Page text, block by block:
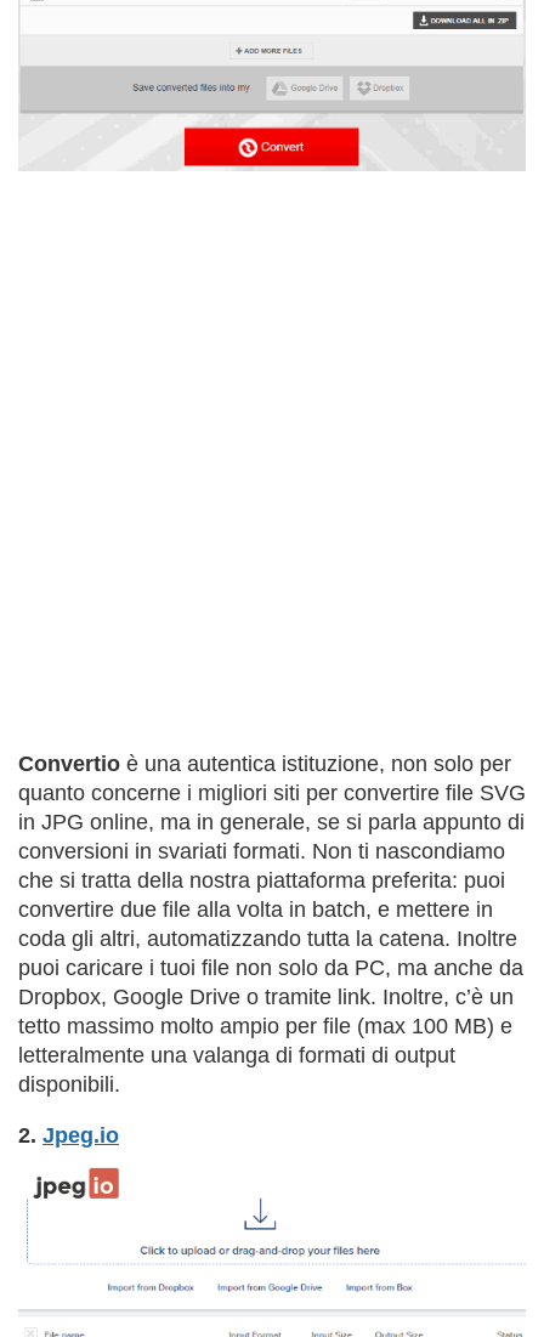
Convertio è una autentica istituzione, non solo per
quanto concerne i migliori siti per convertire file SVG
in JPG online, ma in generale, se si parla appunto di
conversioni in svariati formati. Non ti nascondiamo
che si tratta della nostra piattaforma preferita: puoi
convertire due file alla volta in batch, e mettere in
coda gli altri, automatizzando tutta la catena. Inoltre
puoi caricare i tuoi file non solo da PC, ma anche da
Dropbox, Google Drive o tramite link. Inoltre, c’è un
tetto massimo molto ampio per file (max 100 MB) e
letteralmente una valanga di formati di output
disponibili.
2. Jpeg.io